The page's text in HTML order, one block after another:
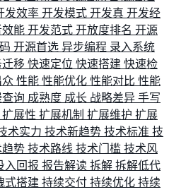
发效率 开发模式 开发真 开发经
能 开发范式 开放度排名 开源
开源首选 异步编程 录入系统
移 快速定位 快速搭建 快速检
性能 性能优化 性能对比 性能
询 成熟度 成长 战略差异 手写
扩展性 扩展机制 扩展维护 扩展
术实力 技术新趋势 技术标准 技
势 技术路线 技术门槛 技术风
入回报 报告解读 拆解 拆解低代
式搭建 持续交付 持续优化 持续